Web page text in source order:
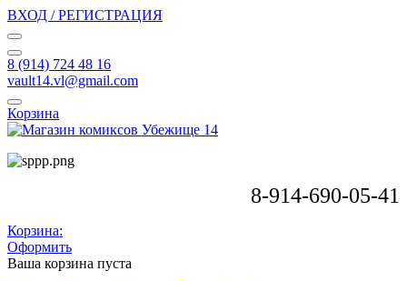
ВХОД / РЕГИСТРАЦИЯ
8 (914) 724 48 16
vault14.vl@gmail.com
Корзина
8-914-690-05-41
Корзина:
Оформить
Ваша корзина пуста